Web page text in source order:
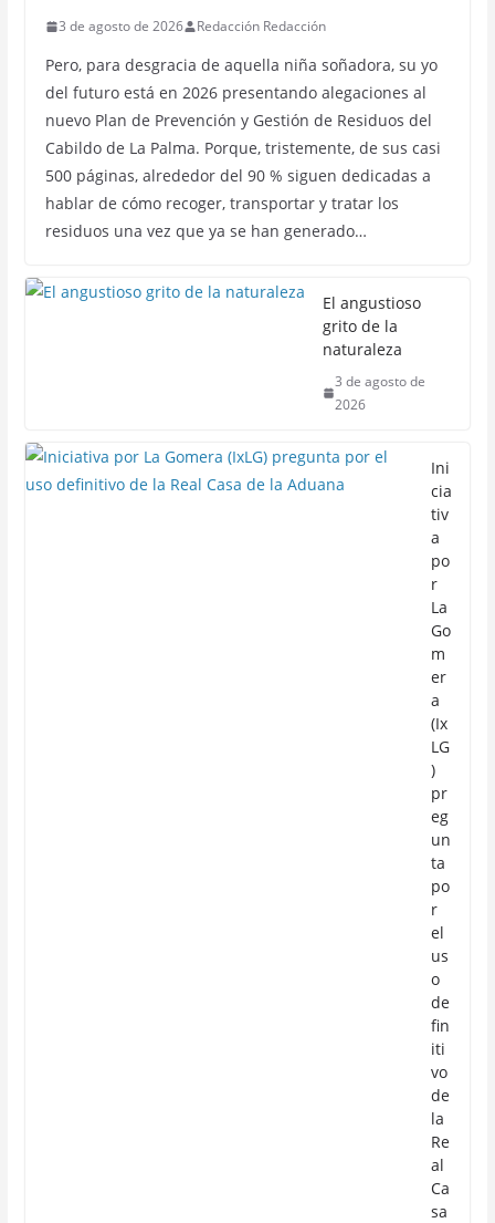
3 de agosto de 2026 Redacción Redacción
Pero, para desgracia de aquella niña soñadora, su yo
del futuro está en 2026 presentando alegaciones al
nuevo Plan de Prevención y Gestión de Residuos del
Cabildo de La Palma. Porque, tristemente, de sus casi
500 páginas, alrededor del 90 % siguen dedicadas a
hablar de cómo recoger, transportar y tratar los
residuos una vez que ya se han generado…
El angustioso
grito de la
naturaleza
3 de agosto de
2026
Ini
cia
tiv
a
po
r
La
Go
m
er
a
(Ix
LG
)
pr
eg
un
ta
po
r
el
us
o
de
fin
iti
vo
de
la
Re
al
Ca
sa